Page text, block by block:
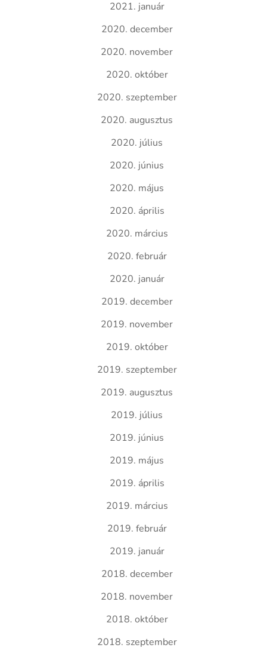
2021. január
2020. december
2020. november
2020. október
2020. szeptember
2020. augusztus
2020. július
2020. június
2020. május
2020. április
2020. március
2020. február
2020. január
2019. december
2019. november
2019. október
2019. szeptember
2019. augusztus
2019. július
2019. június
2019. május
2019. április
2019. március
2019. február
2019. január
2018. december
2018. november
2018. október
2018. szeptember